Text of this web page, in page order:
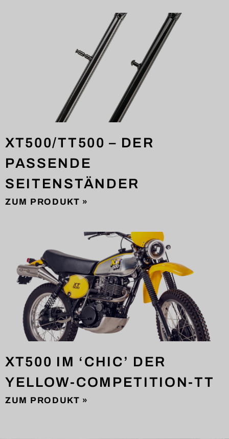
XT500/TT500 – DER
PASSENDE
SEITENSTÄNDER
ZUM PRODUKT »
XT500 IM ‘CHIC’ DER
YELLOW-COMPETITION-TT
ZUM PRODUKT »